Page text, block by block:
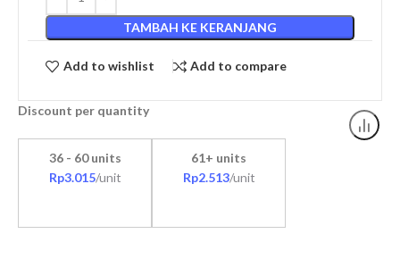
TAMBAH KE KERANJANG
Add to wishlist Add to compare
Discount per quantity
36 - 60 units
Rp3.015/unit
61+ units
Rp2.513/unit